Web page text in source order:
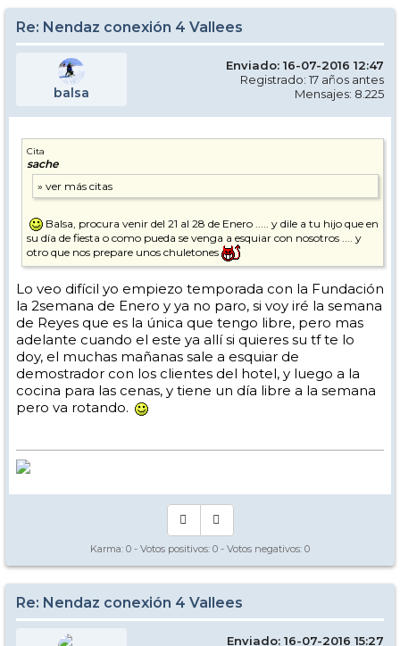
Re: Nendaz conexión 4 Vallees
balsa
Enviado: 16-07-2016 12:47
Registrado: 17 años antes
Mensajes: 8.225
Cita
sache
Balsa, procura venir del 21 al 28 de Enero ..... y dile a tu hijo que en
su día de fiesta o como pueda se venga a esquiar con nosotros .... y
otro que nos prepare unos chuletones
Lo veo difícil yo empiezo temporada con la Fundación
la 2semana de Enero y ya no paro, si voy iré la semana
de Reyes que es la única que tengo libre, pero mas
adelante cuando el este ya allí si quieres su tf te lo
doy, el muchas mañanas sale a esquiar de
demostrador con los clientes del hotel, y luego a la
cocina para las cenas, y tiene un día libre a la semana
pero va rotando.
Karma: 0 - Votos positivos: 0 - Votos negativos: 0
Re: Nendaz conexión 4 Vallees
Enviado: 16-07-2016 15:27